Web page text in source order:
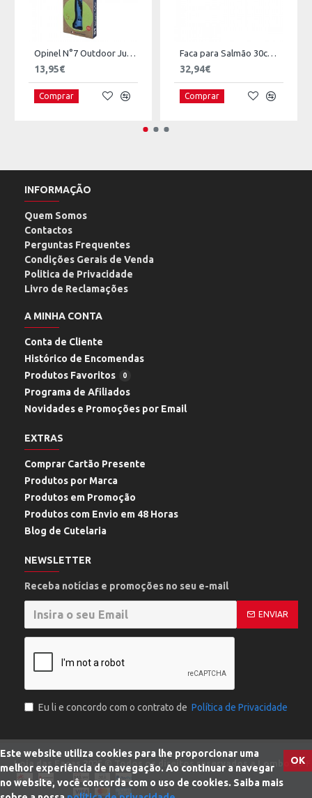
Opinel N°7 Outdoor Junior
13,95€
Comprar
Faca para Salmão 30cm Lâmina Estreita ICEL
32,94€
Comprar
INFORMAÇÃO
Quem Somos
Contactos
Perguntas Frequentes
Condições Gerais de Venda
Politica de Privacidade
Livro de Reclamações
A MINHA CONTA
Conta de Cliente
Histórico de Encomendas
Produtos Favoritos
0
Programa de Afiliados
Novidades e Promoções por Email
EXTRAS
Comprar Cartão Presente
Produtos por Marca
Produtos em Promoção
Produtos com Envio em 48 Horas
Blog de Cutelaria
NEWSLETTER
Receba notícias e promoções no seu e-mail
ENVIAR
Eu li e concordo com o contrato de Política de Privacidade
Loja das Facas 2025 © Todos os direitos reservados a Lombo do
OK
Este website utiliza cookies para lhe proporcionar uma
melhor experiência de navegação. Ao continuar a navegar
no website, você concorda com o uso de cookies. Saiba mais